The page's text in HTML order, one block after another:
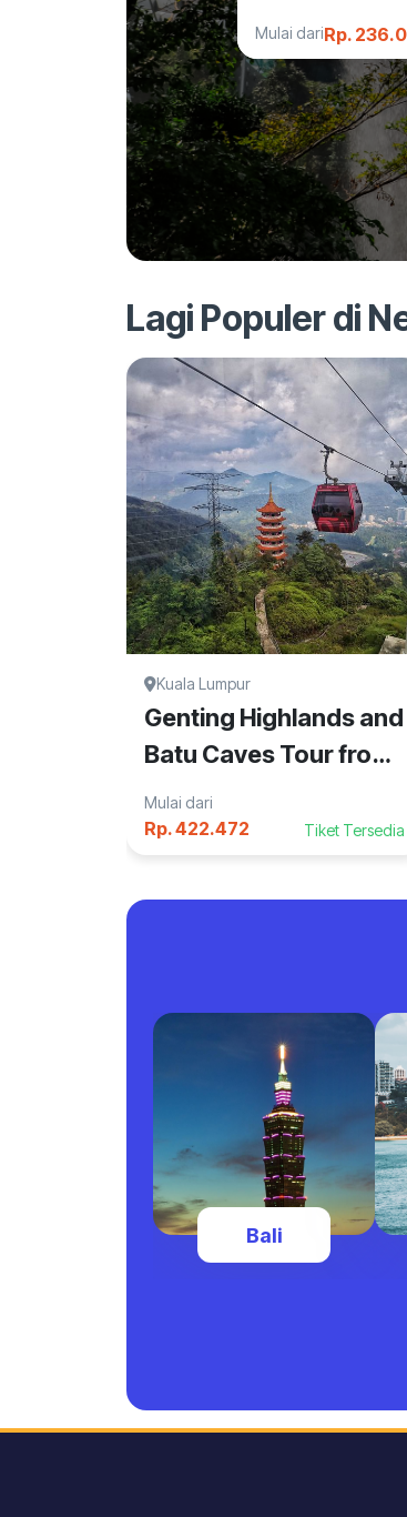
Mulai dariRp.
Lagi Populer di
Kuala Lumpur
Genting Highlands and
Batu Caves Tour from
Kuala Lumpur
Mulai dari
Rp. 422.472 Tiket Tersedia
Bali